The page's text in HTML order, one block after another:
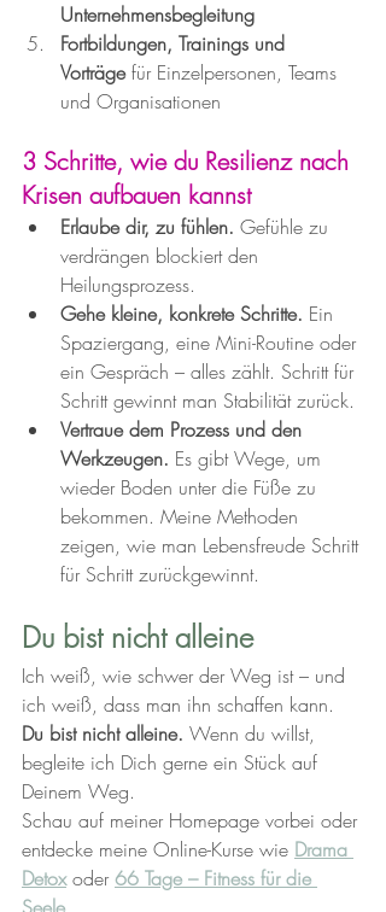
Unternehmensbegleitung
Fortbildungen, Trainings und
Vorträge für Einzelpersonen, Teams
und Organisationen
3 Schritte, wie du Resilienz nach
Krisen aufbauen kannst
Erlaube dir, zu fühlen. Gefühle zu
verdrängen blockiert den
Heilungsprozess.
Gehe kleine, konkrete Schritte. Ein
Spaziergang, eine Mini-Routine oder
ein Gespräch – alles zählt. Schritt für
Schritt gewinnt man Stabilität zurück.
Vertraue dem Prozess und den
Werkzeugen. Es gibt Wege, um
wieder Boden unter die Füße zu
bekommen. Meine Methoden
zeigen, wie man Lebensfreude Schritt
für Schritt zurückgewinnt.
Du bist nicht alleine
Ich weiß, wie schwer der Weg ist – und
ich weiß, dass man ihn schaffen kann.
Du bist nicht alleine. Wenn du willst,
begleite ich Dich gerne ein Stück auf
Deinem Weg.
Schau auf meiner Homepage vorbei oder
entdecke meine Online-Kurse wie Drama
Detox oder 66 Tage – Fitness für die